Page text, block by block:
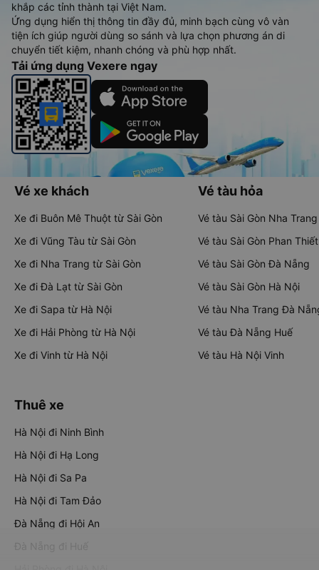
khắp các tỉnh thành tại Việt Nam.
Ứng dụng hiển thị thông tin đầy đủ, minh bạch cùng vô vàn
tiện ích giúp người dùng so sánh và lựa chọn phương án di
chuyển tiết kiệm, nhanh chóng và phù hợp nhất.
Tải ứng dụng Vexere ngay
Vé xe khách
Xe đi Buôn Mê Thuột từ Sài Gòn
Xe đi Vũng Tàu từ Sài Gòn
Xe đi Nha Trang từ Sài Gòn
Xe đi Đà Lạt từ Sài Gòn
Xe đi Sapa từ Hà Nội
Xe đi Hải Phòng từ Hà Nội
Xe đi Vinh từ Hà Nội
Vé tàu hỏa
Vé tàu Sài Gòn Nha Trang
Vé tàu Sài Gòn Phan Thiết
Vé tàu Sài Gòn Đà Nẵng
Vé tàu Sài Gòn Hà Nội
Vé tàu Nha Trang Đà
Vé tàu Đà Nẵng Huế
Vé tàu Hà Nội Vinh
Thuê xe
Hà Nội đi Ninh Bình
Hà Nội đi Hạ Long
Hà Nội đi Sa Pa
Hà Nội đi Tam Đảo
Đà Nẵng đi Hội An
Đà Nẵng đi Huế